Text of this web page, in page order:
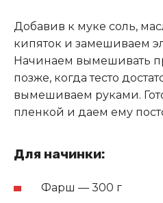
Добавив к муке соль,
кипяток и замешиваем
Начинаем вымешивать
позже, когда тесто
вымешиваем руками.
пленкой и даем ему
Для начинки:
Фарш — 300 г